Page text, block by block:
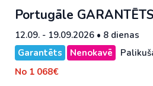
Portugāle GARANTĒTS
12.09. - 19.09.2026 • 8 dienas
Garantēts
Nenokavē
No 1 068€